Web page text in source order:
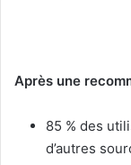
Après une
85 % des
d’autres